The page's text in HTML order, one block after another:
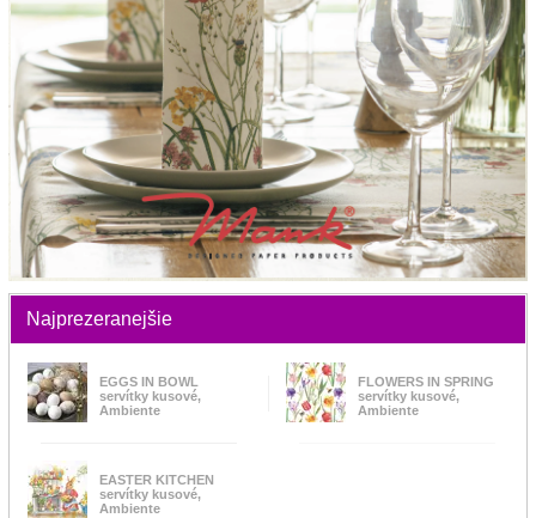
Najprezeranejšie
EGGS IN BOWL
servítky kusové,
Ambiente
FLOWERS IN SPRING
servítky kusové,
Ambiente
EASTER KITCHEN
servítky kusové,
Ambiente